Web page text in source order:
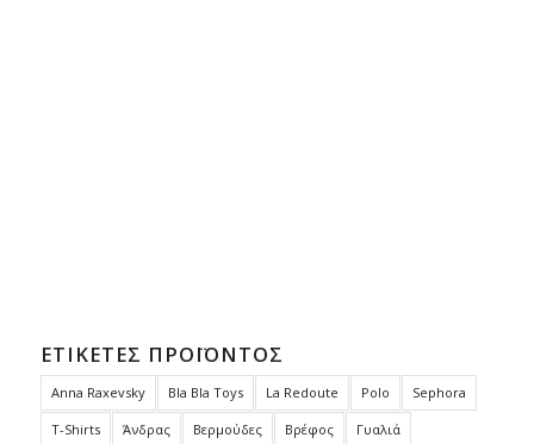
ΕΤΙΚΈΤΕΣ ΠΡΟΪΌΝΤΟΣ
Anna Raxevsky Bla Bla Toys La Redoute Polo Sephora
T-Shirts Άνδρας Βερμούδες Βρέφος Γυαλιά